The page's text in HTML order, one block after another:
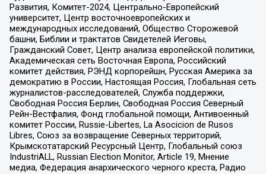
Развития, Комитет-2024, Центрально-Европейский
университет, Центр восточноевропейских и
международных исследований, Общество Сторожевой
башни, Библии и трактатов Свидетелей Иеговы,
Гражданский Совет, Центр анализа европейской политики,
Академическая сеть Восточная Европа, Российский
комитет действия, РЭНД корпорейшн, Русская Америка за
демократию в России, Настоящая Россия, Глобальная сеть
журналистов-расследователей, Служба поддержки,
Свободная Россия Берлин, Свободная Россия Северный
Рейн-Вестфалия, Фонд глобальной помощи, Антивоенный
комитет России, Russie-Libertes, La Asocicion de Rusos
Libres, Союз за возвращение Северных территорий,
Крымскотатарский Ресурсный Центр, Глобальный союз
IndustriALL, Russian Election Monitor, Article 19, Мнение
медиа, Федерация анархического черного креста, Радио